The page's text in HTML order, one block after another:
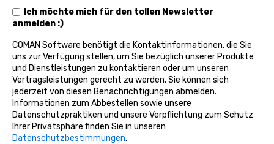
Ich möchte mich für den tollen Newsletter
anmelden :)
COMAN Software benötigt die Kontaktinformationen, die Sie
uns zur Verfügung stellen, um Sie bezüglich unserer Produkte
und Dienstleistungen zu kontaktieren oder um unseren
Vertragsleistungen gerecht zu werden. Sie können sich
jederzeit von diesen Benachrichtigungen abmelden.
Informationen zum Abbestellen sowie unsere
Datenschutzpraktiken und unsere Verpflichtung zum Schutz
Ihrer Privatsphäre finden Sie in unseren
Datenschutzbestimmungen.